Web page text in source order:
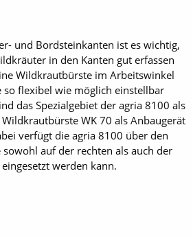
und Bordsteinkanten ist es wichtig,
in den Kanten gut erfassen
Wildkrautbürste im Arbeitswinkel
flexibel wie möglich einstellbar
das Spezialgebiet der agria 8100 als
WK 70 als Anbaugerät
verfügt die agria 8100 über den
auf der rechten als auch der
werden kann.